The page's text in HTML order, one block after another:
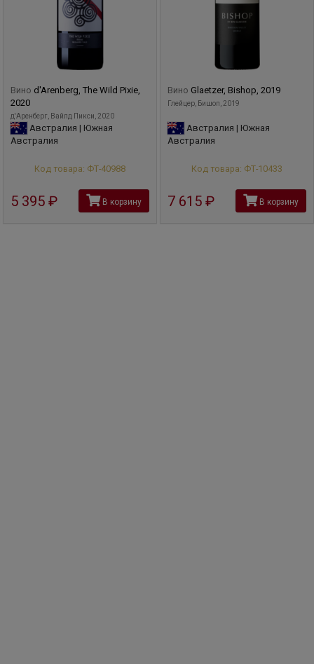
Вино d'Arenberg, The Wild Pixie,
2020
д'Аренберг, Вайлд Пикси, 2020
Австралия | Южная
Австралия
Код товара: ФТ-40988
5 395 руб В корзину
Вино Glaetzer, Bishop, 2019
Глейцер, Бишоп, 2019
Австралия | Южная
Австралия
Код товара: ФТ-10433
7 615 руб В корзину